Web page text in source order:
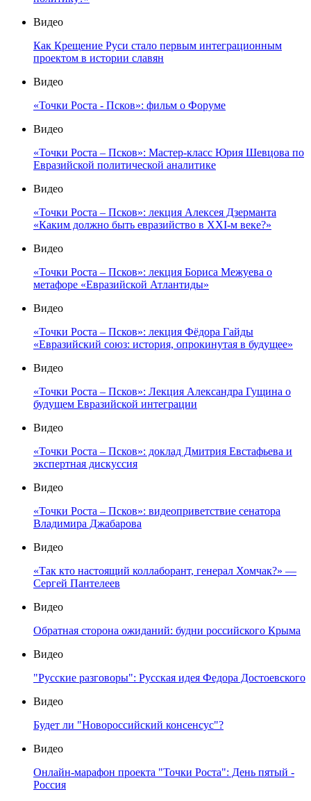
Видео
Как Крещение Руси стало первым интеграционным
проектом в истории славян
Видео
«Точки Роста - Псков»: фильм о Форуме
Видео
«Точки Роста – Псков»: Мастер-класс Юрия Шевцова по
Евразийской политической аналитике
Видео
«Точки Роста – Псков»: лекция Алексея Дзерманта
«Каким должно быть евразийство в XXI-м веке?»
Видео
«Точки Роста – Псков»: лекция Бориса Межуева о
метафоре «Евразийской Атлантиды»
Видео
«Точки Роста – Псков»: лекция Фёдора Гайды
«Евразийский союз: история, опрокинутая в будущее»
Видео
«Точки Роста – Псков»: Лекция Александра Гущина о
будущем Евразийской интеграции
Видео
«Точки Роста – Псков»: доклад Дмитрия Евстафьева и
экспертная дискуссия
Видео
«Точки Роста – Псков»: видеоприветствие сенатора
Владимира Джабарова
Видео
«Так кто настоящий коллаборант, генерал Хомчак?» —
Сергей Пантелеев
Видео
Обратная сторона ожиданий: будни российского Крыма
Видео
"Русские разговоры": Русская идея Федора Достоевского
Видео
Будет ли "Новороссийский консенсус"?
Видео
Онлайн-марафон проекта "Точки Роста": День пятый -
Россия